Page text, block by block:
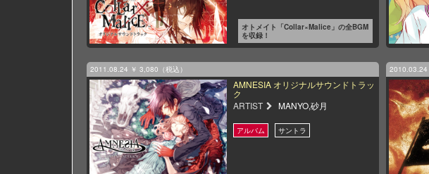
オトメイト「Collar×Malice」の全BGM
を収録！
2011.08.24 ￥ 3,080（税込）
AMNESIA オリジナルサウンドトラッ
ク
ARTIST
MANYO,砂月
2010.03.24